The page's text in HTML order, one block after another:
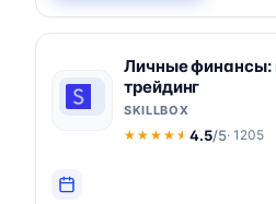
Личные финансы:
трейдинг
SKILLBOX
★★★★★
★★★★★ 4.5/5· 1205